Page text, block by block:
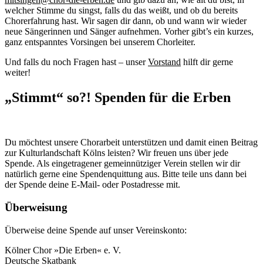
welcher Stimme du singst, falls du das weißt, und ob du bereits
Chorerfahrung hast. Wir sagen dir dann, ob und wann wir wieder
neue Sängerinnen und Sänger aufnehmen. Vorher gibt’s ein kurzes,
ganz entspanntes Vorsingen bei unserem Chorleiter.
Und falls du noch Fragen hast – unserVorstand hilft dir gerne
weiter!
„Stimmt“ so?! Spenden für die Erben
Du möchtest unsere Chorarbeit unterstützen und damit einen Beitrag
zur Kulturlandschaft Kölns leisten? Wir freuen uns über jede
Spende. Als eingetragener gemeinnütziger Verein stellen wir dir
natürlich gerne eine Spendenquittung aus. Bitte teile uns dann bei
der Spende deine E-Mail- oder Postadresse mit.
Überweisung
Überweise deine Spende auf unser Vereinskonto:
Kölner Chor »Die Erben« e. V.
Deutsche Skatbank